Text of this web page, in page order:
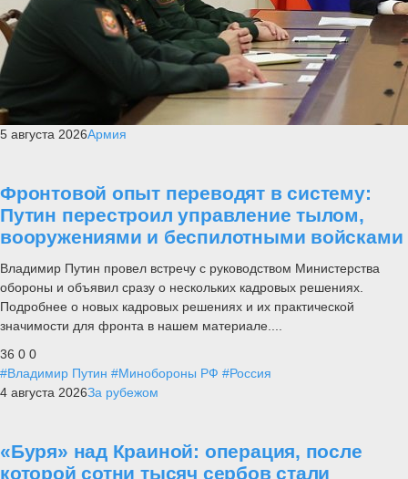
5 августа 2026Армия
Фронтовой опыт переводят в систему:
Путин перестроил управление тылом,
вооружениями и беспилотными войсками
Владимир Путин провел встречу с руководством Министерства
обороны и объявил сразу о нескольких кадровых решениях.
Подробнее о новых кадровых решениях и их практической
значимости для фронта в нашем материале....
36 0 0
#Владимир Путин #Минобороны РФ #Россия
4 августа 2026За рубежом
«Буря» над Краиной: операция, после
которой сотни тысяч сербов стали